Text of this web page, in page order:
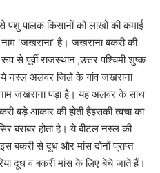
पशु पालक किसानों को लाखों की कमाई
‘जखराना’ है। जखराना बकरी की
से पूर्वी राजस्थान ,उत्तर पश्चिमी शुष्क
ये नस्ल अलवर जिले के गांव जखराना
जखराना पड़ा है। यह अलवर के साथ
बड़े आकार की होती हैइसकी त्वचा का
बराबर होता है। ये बीटल नस्ल की
बकरी से दूध और मांस दोनों प्राप्त
दूध व बकरी मांस के लिए बेचे जाते हैं।